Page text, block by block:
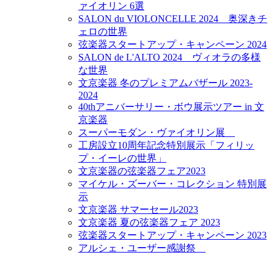
ァイオリン 6選
SALON du VIOLONCELLE 2024 奥深きチ
ェロの世界
弦楽器スタートアップ・キャンペーン 2024
SALON de L'ALTO 2024 ヴィオラの多様
な世界
文京楽器 冬のプレミアムバザール 2023-
2024
40thアニバーサリー・ボウ展示ツアー in 文
京楽器
スーパーモダン・ヴァイオリン展
工房設立10周年記念特別展示「フィリッ
プ・イーレの世界」
文京楽器の弦楽器フェア2023
マイケル・ズーバー・コレクション 特別展
示
文京楽器 サマーセール2023
文京楽器 夏の弦楽器フェア 2023
弦楽器スタートアップ・キャンペーン 2023
アルシェ・ユーザー感謝祭